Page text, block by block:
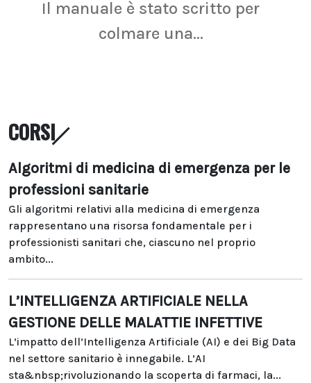
Il manuale è stato scritto per
colmare una...
CORSI
Algoritmi di medicina di emergenza per le
professioni sanitarie
Gli algoritmi relativi alla medicina di emergenza
rappresentano una risorsa fondamentale per i
professionisti sanitari che, ciascuno nel proprio
ambito...
L’INTELLIGENZA ARTIFICIALE NELLA
GESTIONE DELLE MALATTIE INFETTIVE
L’impatto dell’Intelligenza Artificiale (AI) e dei Big Data
nel settore sanitario è innegabile. L’AI
sta&nbsp;rivoluzionando la scoperta di farmaci, la...